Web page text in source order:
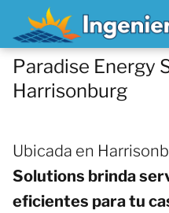
Paradise Energy
Harrisonburg
Ubicada en
Solutions brinda
eficientes para tu